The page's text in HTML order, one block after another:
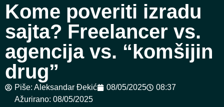
Kome poveriti izradu
sajta? Freelancer vs.
agencija vs. “komšijin
drug”
Piše: Aleksandar Đekić 08/05/2025
08:37
Ažurirano: 08/05/2025